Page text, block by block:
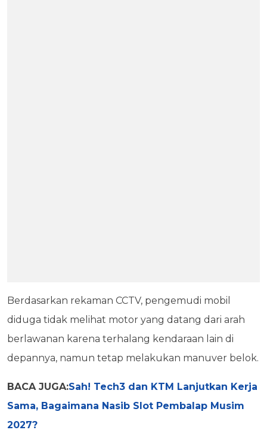
Berdasarkan rekaman CCTV, pengemudi mobil
diduga tidak melihat motor yang datang dari arah
berlawanan karena terhalang kendaraan lain di
depannya, namun tetap melakukan manuver belok.
BACA JUGA:Sah! Tech3 dan KTM Lanjutkan Kerja
Sama, Bagaimana Nasib Slot Pembalap Musim
2027?